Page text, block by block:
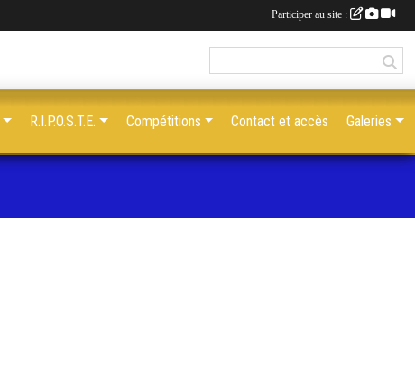
R.I.P.O.S.T.E. Compétitions Contact et accès Galeries
Participer au site :